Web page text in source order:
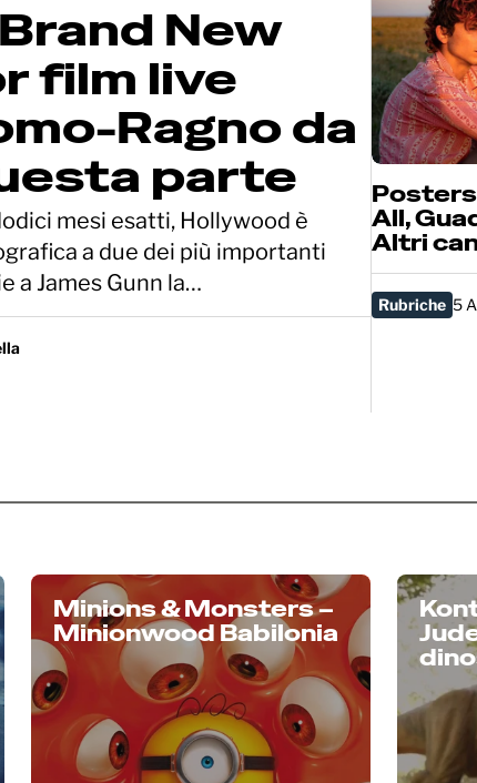
New
film live
Ragno da
parte
mesi esatti, Hollywood è
a due dei più importanti
a James Gunn la…
Posters
All,
Altri
Rubriche 5
Minions & Monsters –
Minionwood Babilonia